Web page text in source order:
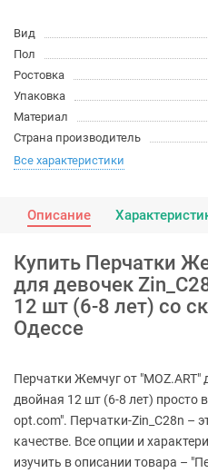
Вид
Пол
Ростовка
Упаковка
Материал
Страна производитель
Все характеристики
Описание
Купить Перчатки
для девочек
12 шт (6-8 лет) со
Одессе
Перчатки Жемчуг от "MOZ.ART"
двойная 12 шт (6-8 лет) просто
opt.com". Перчатки-Zin_C28n –
качестве. Все опции и
изучить в описании товара –